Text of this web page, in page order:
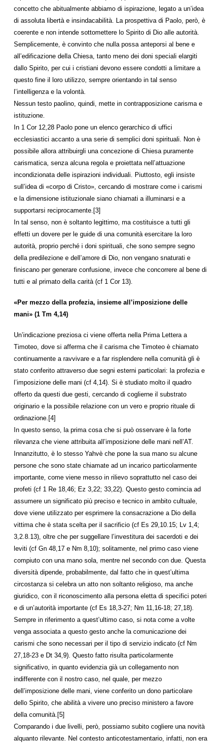
concetto che abitualmente abbiamo di ispirazione, legato a un’idea
di assoluta libertà e insindacabilità. La prospettiva di Paolo, però, è
coerente e non intende sottomettere lo Spirito di Dio alle autorità.
Semplicemente, è convinto che nulla possa anteporsi al bene e
all’edificazione della Chiesa, tanto meno dei doni speciali elargiti
dallo Spirito, per cui i cristiani devono essere condotti a limitare a
questo fine il loro utilizzo, sempre orientando in tal senso
l’intelligenza e la volontà.
Nessun testo paolino, quindi, mette in contrapposizione carisma e
istituzione.
In 1 Cor 12,28 Paolo pone un e­lenco gerarchico di uffici
ecclesiastici accanto a una serie di semplici doni spirituali. Non è
possibile allora attribuirgli una concezione di Chiesa puramente
carismatica, senza alcuna regola e proiettata nell’attuazione
incondizionata delle ispirazioni individuali. Piuttosto, egli insiste
sull’idea di «corpo di Cristo», cercando di mostrare come i carismi
e la dimensione istituzionale siano chiamati a illuminarsi e a
supportarsi reciprocamente.[3]
In tal senso, non è soltanto legittimo, ma costituisce a tutti gli
effetti un dovere per le guide di una comunità esercitare la loro
autorità, proprio perché i doni spirituali, che sono sempre segno
della predilezione e dell’amore di Dio, non vengano snaturati e
finiscano per generare confusione, invece che concorrere al bene di
tutti e al primato della carità (cf 1 Cor 13).
«Per mezzo della profezia, insieme all’imposizione delle
mani» (1 Tm 4,14)
Un’indicazione preziosa ci viene offerta nella Prima Lettera a
Timoteo, dove si afferma che il carisma che Timoteo è chiamato
continuamente a ravvivare e a far risplendere nella comunità gli è
stato conferito attraverso due segni esterni particolari: la profezia e
l’imposizione delle mani (cf 4,14). Si è studiato molto il quadro
offerto da questi due gesti, cercando di coglierne il substrato
originario e la possibile relazione con un vero e proprio rituale di
ordinazione.[4]
In questo senso, la prima cosa che si può osservare è la forte
rilevanza che viene attribuita all’imposizione delle mani nell’AT.
Innanzitutto, è lo stesso Yahvè che pone la sua mano su alcune
persone che sono state chiamate ad un incarico particolarmente
importante, come viene messo in rilievo soprattutto nel caso dei
profeti (cf 1 Re 18,46; Ez 3,22; 33,22). Questo gesto comincia ad
assumere un significato più preciso e tecnico in ambito cultuale,
dove viene utilizzato per esprimere la consacrazione a Dio della
vittima che è stata scelta per il sacrificio (cf Es 29,10.15; Lv 1,4;
3,2.8.13), oltre che per suggellare l’investitura dei sacerdoti e dei
leviti (cf Gn 48,17 e Nm 8,10); solitamente, nel primo caso viene
compiuto con una mano sola, mentre nel secondo con due. Questa
diversità dipende, probabilmente, dal fatto che in quest’ultima
circostanza si celebra un atto non soltanto religioso, ma anche
giuridico, con il riconoscimento alla persona eletta di specifici poteri
e di un’autorità importante (cf Es 18,3-27; Nm 11,16-18; 27,18).
Sempre in riferimento a quest’ultimo caso, si nota come a volte
venga associata a questo gesto anche la comunicazione dei
carismi che sono necessari per il tipo di servizio indicato (cf Nm
27,18-23 e Dt 34,9). Questo fatto risulta particolarmente
significativo, in quanto evidenzia già un collegamento non
indifferente con il nostro caso, nel quale, per mezzo
dell’imposizione delle mani, viene conferito un dono particolare
dello Spirito, che abilità a vivere uno preciso ministero a favore
della comunità.[5]
Comparando i due livelli, però, possiamo subito cogliere una novità
alquanto rilevante. Nel contesto anticotestamentario, infatti, non era